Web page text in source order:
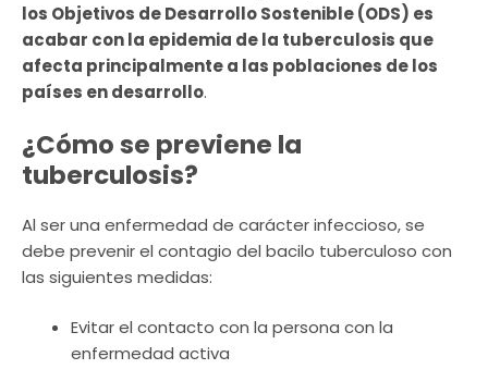
los Objetivos de Desarrollo Sostenible (ODS) es
acabar con la epidemia de la tuberculosis que
afecta principalmente a las poblaciones de los
países en desarrollo.
¿Cómo se previene la
tuberculosis?
Al ser una enfermedad de carácter infeccioso, se
debe prevenir el contagio del bacilo tuberculoso con
las siguientes medidas:
Evitar el contacto con la persona con la
enfermedad activa